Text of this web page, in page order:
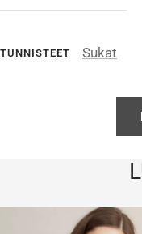
TUNNISTEET Sukat